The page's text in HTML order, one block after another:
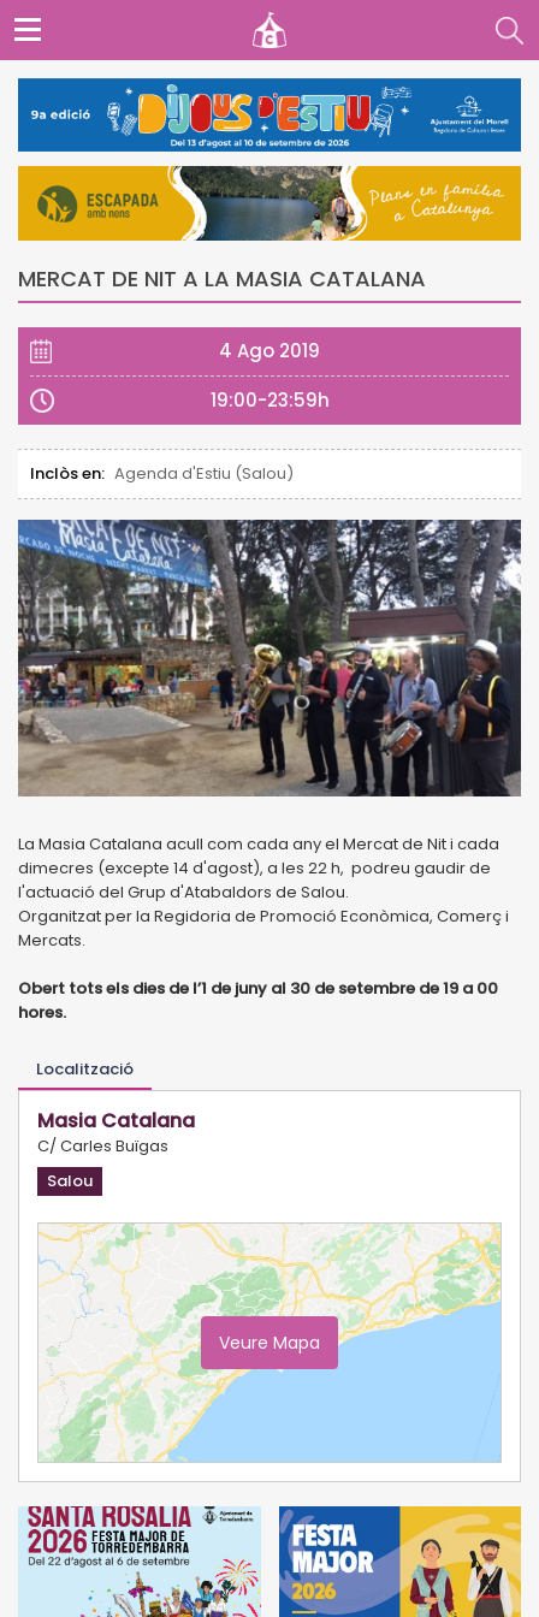
MERCAT DE NIT A LA MASIA CATALANA
4 Ago 2019
19:00-23:59h
Inclòs en: Agenda d'Estiu (Salou)
La Masia Catalana acull com cada any el Mercat de Nit i cada
dimecres (excepte 14 d'agost), a les 22 h, podreu gaudir de
l'actuació del Grup d'Atabaldors de Salou.
Organitzat per la Regidoria de Promoció Econòmica, Comerç i
Mercats.
Obert tots els dies de l’1 de juny al 30 de setembre de 19 a 00
hores.
Localització
Masia Catalana
C/ Carles Buïgas
Salou
Veure Mapa